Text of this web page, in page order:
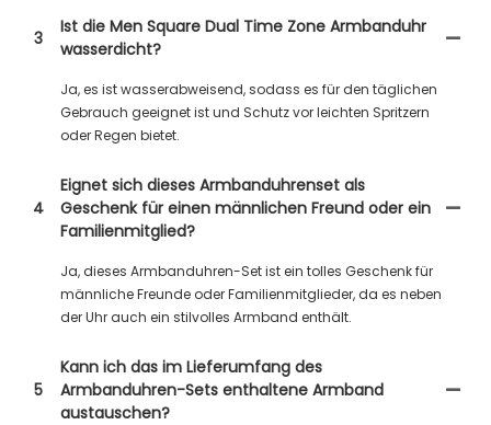
3
Ist die Men Square Dual Time Zone Armbanduhr
wasserdicht?
Ja, es ist wasserabweisend, sodass es für den täglichen
Gebrauch geeignet ist und Schutz vor leichten Spritzern
oder Regen bietet.
4
Eignet sich dieses Armbanduhrenset als
Geschenk für einen männlichen Freund oder ein
Familienmitglied?
Ja, dieses Armbanduhren-Set ist ein tolles Geschenk für
männliche Freunde oder Familienmitglieder, da es neben
der Uhr auch ein stilvolles Armband enthält.
5
Kann ich das im Lieferumfang des
Armbanduhren-Sets enthaltene Armband
austauschen?